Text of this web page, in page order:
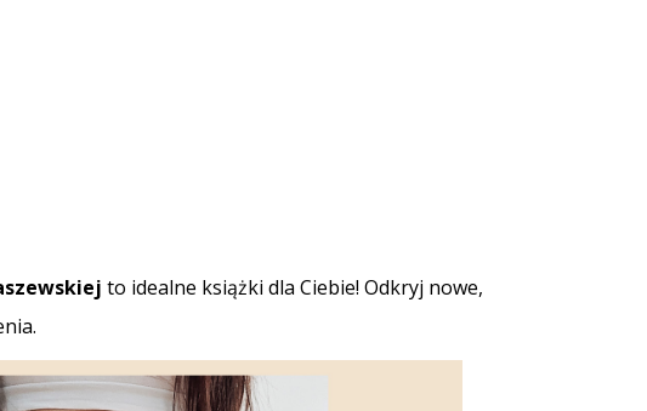
to idealne książki dla Ciebie! Odkryj nowe,